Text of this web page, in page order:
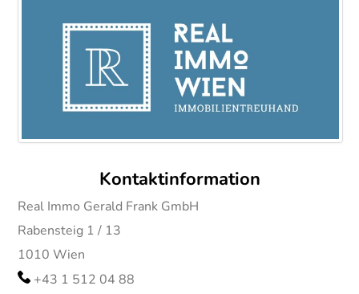
News
Kontaktinformation
Real Immo Gerald Frank GmbH
Rabensteig 1 / 13
1010Wien
+43 1 512 04 88